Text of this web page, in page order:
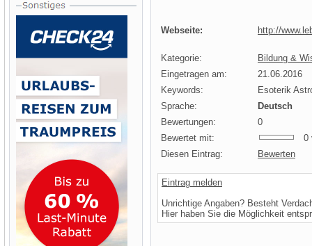
Webseite: http://
Kategorie:
Bildung &
Eingetragen am:
21.06.2016
Keywords:
Esoterik
Sprache:
Deutsch
Bewertungen:
0
Bewertet mit:
0
Diesen Eintrag:
Bewerten
Eintrag melden
Unrichtige Angaben? Besteht
Hier haben Sie die Möglichkeit